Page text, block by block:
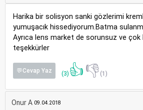
Harika bir solisyon sanki gözlerimi
yumuşacık hissediyorum.Batma
Ayrıca lens market de sorunsuz ve çok
teşekkürler
💬Cevap Yaz (3) 👍👎(1)
Onur A 09.04.2018